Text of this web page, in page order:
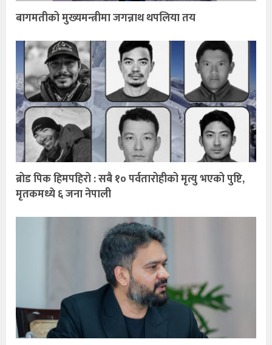
बागमतीको मुख्यमन्त्रीमा जगन्नाथ थपलिया तय
ब्रोड पिक हिमपहिरो : सबै १० पर्वतारोहीको मृत्यु भएको पुष्टि,
मृतकमध्ये ६ जना नेपाली